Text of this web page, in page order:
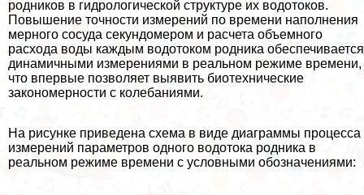
родников в гидрологической структуре их водотоков.
Повышение точности измерений по времени наполнения
мерного сосуда секундомером и расчета объемного
расхода воды каждым водотоком родника обеспечивается
динамичными измерениями в реальном режиме времени,
что впервые позволяет выявить биотехнические
закономерности с колебаниями.
На рисунке приведена схема в виде диаграммы процесса
измерений параметров одного водотока родника в
реальном режиме времени с условными обозначениями: